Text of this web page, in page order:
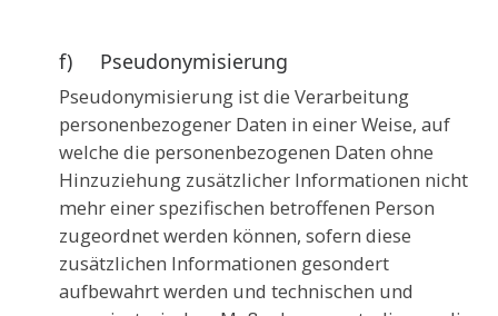
f) Pseudonymisierung
Pseudonymisierung ist die Verarbeitung
personenbezogener Daten in einer Weise, auf
welche die personenbezogenen Daten ohne
Hinzuziehung zusätzlicher Informationen nicht
mehr einer spezifischen betroffenen Person
zugeordnet werden können, sofern diese
zusätzlichen Informationen gesondert
aufbewahrt werden und technischen und